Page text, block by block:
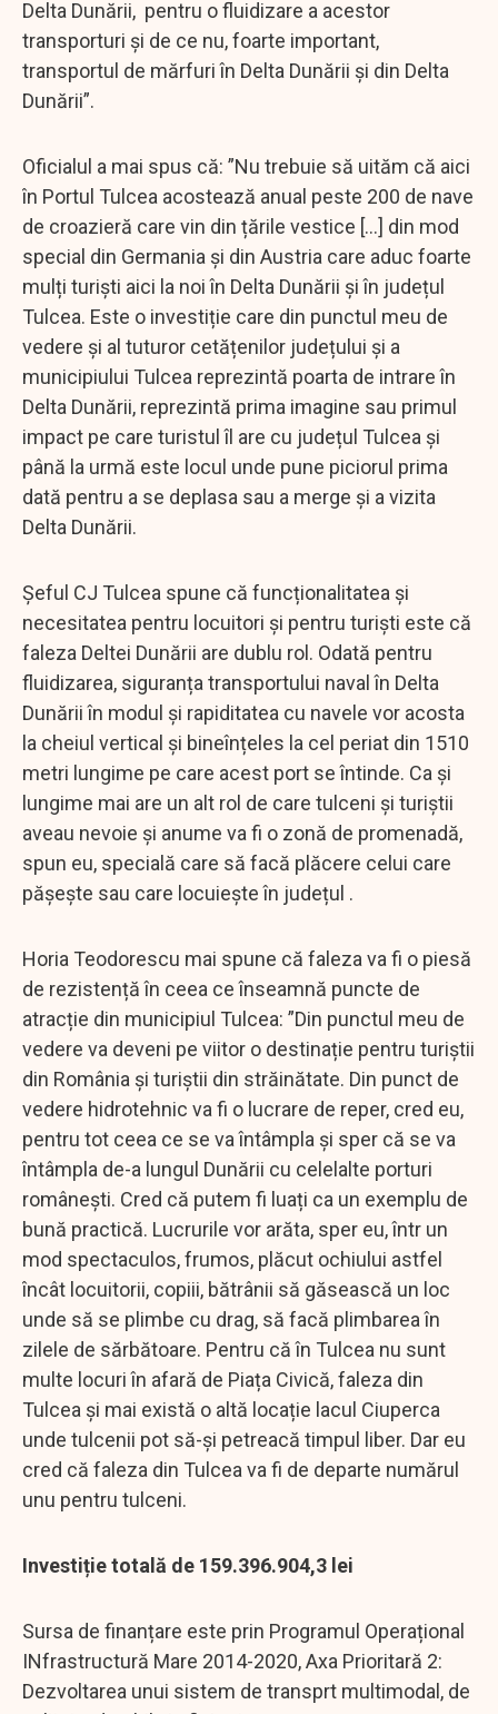
Delta Dunării, pentru o fluidizare a acestor
transporturi și de ce nu, foarte important,
transportul de mărfuri în Delta Dunării și din Delta
Dunării”.
Oficialul a mai spus că: ”Nu trebuie să uităm că aici
în Portul Tulcea acostează anual peste 200 de nave
de croazieră care vin din țările vestice [...] din mod
special din Germania și din Austria care aduc foarte
mulți turiști aici la noi în Delta Dunării și în județul
Tulcea. Este o investiție care din punctul meu de
vedere și al tuturor cetățenilor județului și a
municipiului Tulcea reprezintă poarta de intrare în
Delta Dunării, reprezintă prima imagine sau primul
impact pe care turistul îl are cu județul Tulcea și
până la urmă este locul unde pune piciorul prima
dată pentru a se deplasa sau a merge și a vizita
Delta Dunării.
Șeful CJ Tulcea spune că funcționalitatea și
necesitatea pentru locuitori și pentru turiști este că
faleza Deltei Dunării are dublu rol. Odată pentru
fluidizarea, siguranța transportului naval în Delta
Dunării în modul și rapiditatea cu navele vor acosta
la cheiul vertical și bineînțeles la cel periat din 1510
metri lungime pe care acest port se întinde. Ca și
lungime mai are un alt rol de care tulceni și turiștii
aveau nevoie și anume va fi o zonă de promenadă,
spun eu, specială care să facă plăcere celui care
pășește sau care locuiește în județul .
Horia Teodorescu mai spune că faleza va fi o piesă
de rezistență în ceea ce înseamnă puncte de
atracție din municipiul Tulcea: ”Din punctul meu de
vedere va deveni pe viitor o destinație pentru turiștii
din România și turiștii din străinătate. Din punct de
vedere hidrotehnic va fi o lucrare de reper, cred eu,
pentru tot ceea ce se va întâmpla și sper că se va
întâmpla de-a lungul Dunării cu celelalte porturi
românești. Cred că putem fi luați ca un exemplu de
bună practică. Lucrurile vor arăta, sper eu, într un
mod spectaculos, frumos, plăcut ochiului astfel
încât locuitorii, copiii, bătrânii să găsească un loc
unde să se plimbe cu drag, să facă plimbarea în
zilele de sărbătoare. Pentru că în Tulcea nu sunt
multe locuri în afară de Piața Civică, faleza din
Tulcea și mai există o altă locație lacul Ciuperca
unde tulcenii pot să-și petreacă timpul liber. Dar eu
cred că faleza din Tulcea va fi de departe numărul
unu pentru tulceni.
Investiție totală de 159.396.904,3 lei
Sursa de finanțare este prin Programul Operațional
INfrastructură Mare 2014-2020, Axa Prioritară 2:
Dezvoltarea unui sistem de transprt multimodal, de